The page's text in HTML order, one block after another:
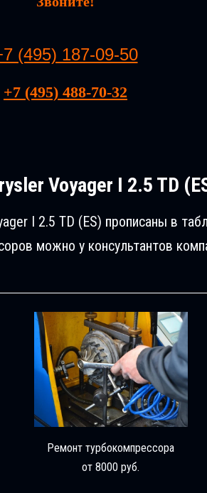
(495) 187-09-50
+7 (495) 488-70-32
Voyager I 2.5 TD
I 2.5 TD (ES) прописаны в
можно у консультантов
Ремонт турбокомпрессора
от 8000 руб.